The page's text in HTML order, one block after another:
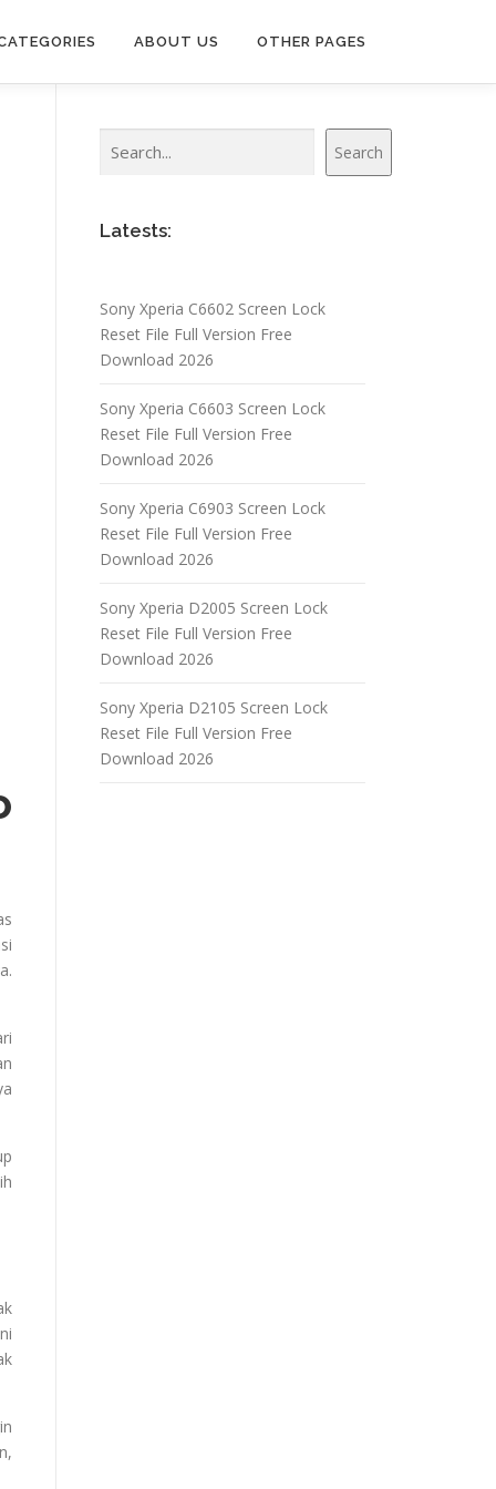
ABOUT US OTHER PAGES
Search
Latests:
Sony Xperia C6602 Screen Lock
Reset File Full Version Free
Download 2026
Sony Xperia C6603 Screen Lock
Reset File Full Version Free
Download 2026
Sony Xperia C6903 Screen Lock
Reset File Full Version Free
Download 2026
Sony Xperia D2005 Screen Lock
Reset File Full Version Free
Download 2026
Sony Xperia D2105 Screen Lock
Reset File Full Version Free
Download 2026